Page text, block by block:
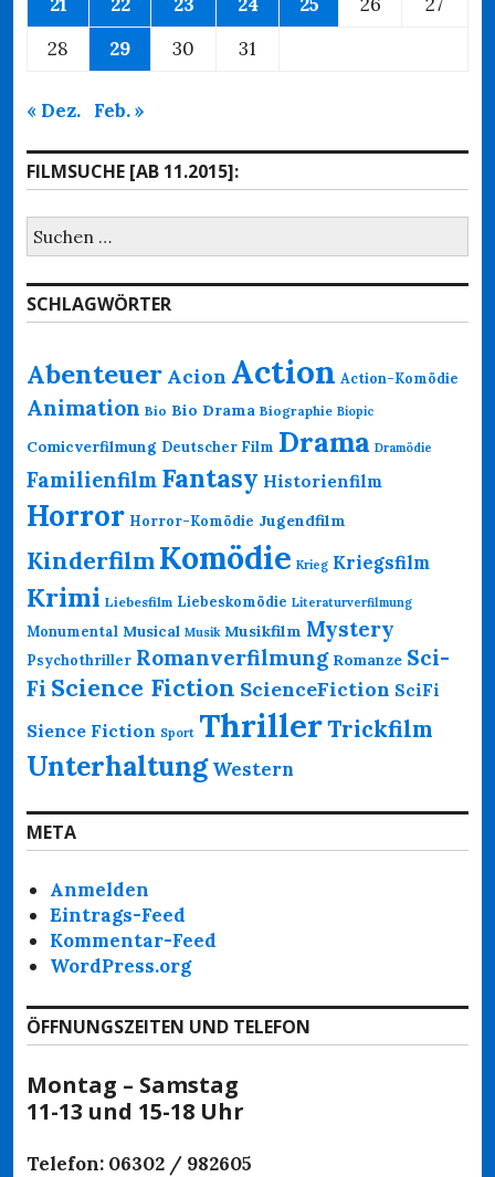
28
29 30 31
« Dez. Feb. »
FILMSUCHE [AB 11.2015]:
Suchen
nach:
SCHLAGWÖRTER
Abenteuer Acion Action Action-Komödie
Animation Bio Bio Drama Biographie Biopic
Comicverfilmung Deutscher Film Drama Dramödie
Familienfilm Fantasy Historienfilm
Horror Horror-Komödie Jugendfilm
KinderfilmKomödie Krieg Kriegsfilm
Krimi Liebesfilm Liebeskomödie Literaturverfilmung
Monumental Musical Musik Musikfilm Mystery
Psychothriller Romanverfilmung Romanze Sci-
Fi Science Fiction ScienceFiction SciFi
Sience Fiction Sport ThrillerTrickfilm
Unterhaltung Western
META
Anmelden
Eintrags-Feed
Kommentar-Feed
WordPress.org
ÖFFNUNGSZEITEN UND TELEFON
Montag – Samstag
11-13 und 15-18 Uhr
Telefon: 06302 / 982605